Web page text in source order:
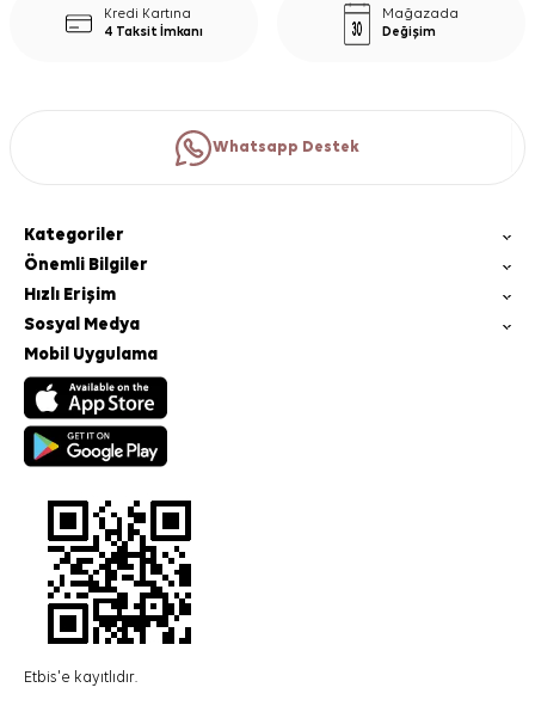
Kredi Kartına
4 Taksit İmkanı
Mağazada
Değişim
Whatsapp Destek
Kategoriler
Önemli Bilgiler
Hızlı Erişim
Sosyal Medya
Mobil Uygulama
Etbis'e kayıtlıdır.